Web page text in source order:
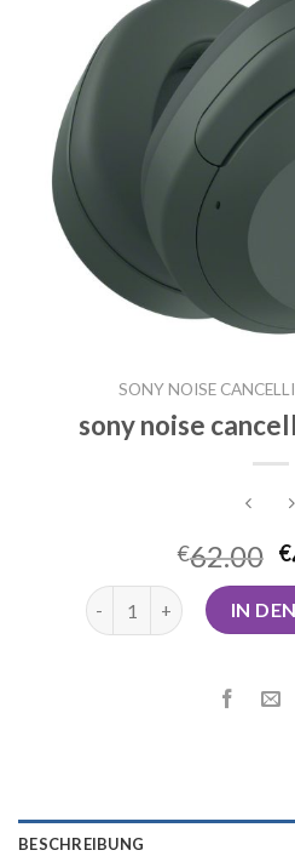
SONY NOISE
sony noise
€62.00 €
sony noise cancelling
IN
BESCHREIBUNG